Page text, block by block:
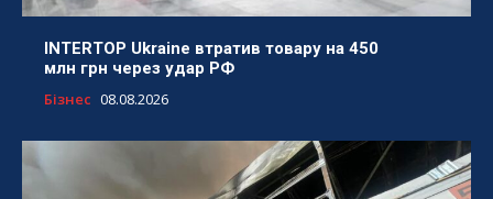
INTERTOP Ukraine втратив товару на 450
млн грн через удар РФ
Бізнес 08.08.2026